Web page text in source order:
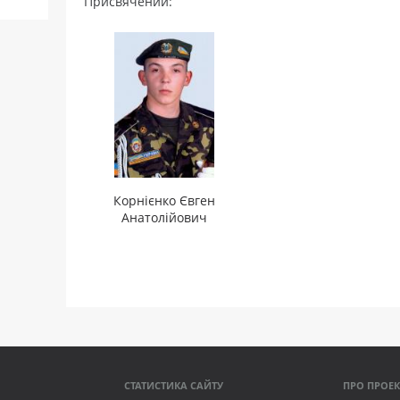
Корнієнко Євген
Анатолійович
СТАТИСТИКА САЙТУ ПРО